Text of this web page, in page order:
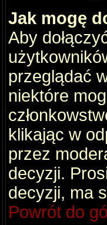
Jak mogę
Aby
przeglądać
niektóre
klikając w
przez
decyzji.
decyzji, ma
Powrót do